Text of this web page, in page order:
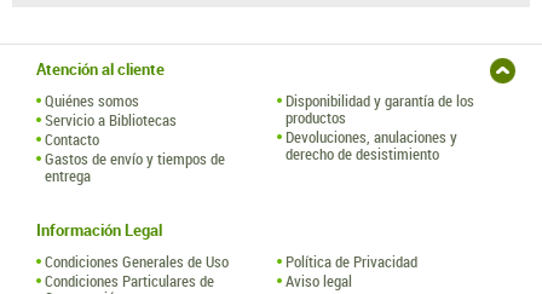
Atención al cliente
Quiénes somos
Servicio a Bibliotecas
Contacto
Gastos de envío y tiempos de
entrega
Disponibilidad y garantía de los
productos
Devoluciones, anulaciones y
derecho de desistimiento
Información Legal
Condiciones Generales de Uso
Condiciones Particulares de
Política de Privacidad
Aviso legal